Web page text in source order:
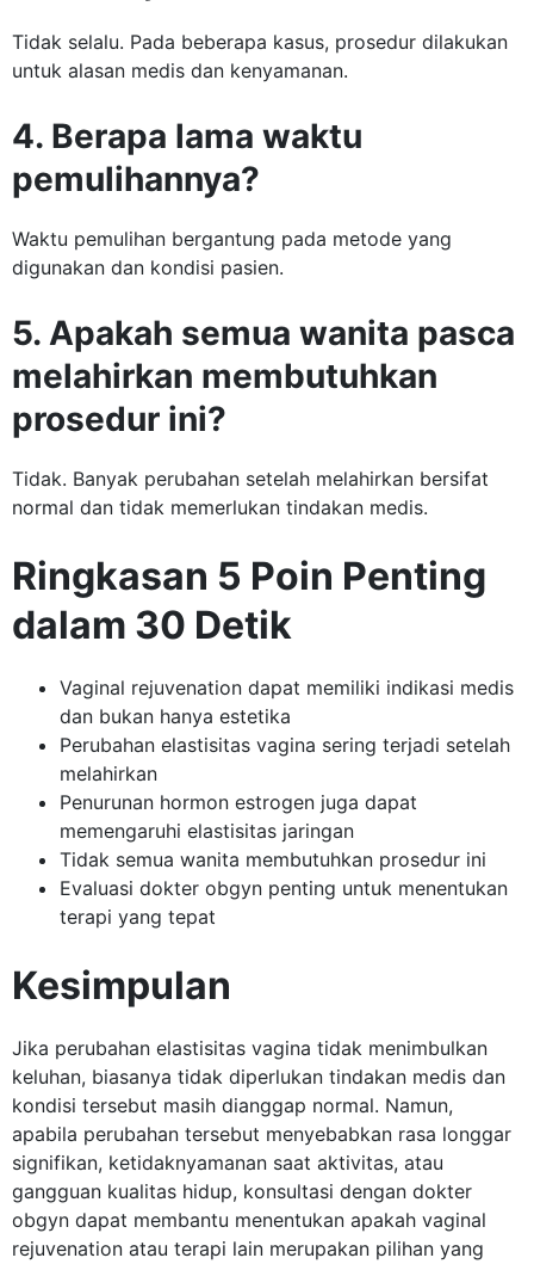
Tidak selalu. Pada beberapa kasus, prosedur dilakukan
untuk alasan medis dan kenyamanan.
4. Berapa lama waktu
pemulihannya?
Waktu pemulihan bergantung pada metode yang
digunakan dan kondisi pasien.
5. Apakah semua wanita pasca
melahirkan membutuhkan
prosedur ini?
Tidak. Banyak perubahan setelah melahirkan bersifat
normal dan tidak memerlukan tindakan medis.
Ringkasan 5 Poin Penting
dalam 30 Detik
Vaginal rejuvenation dapat memiliki indikasi medis
dan bukan hanya estetika
Perubahan elastisitas vagina sering terjadi setelah
melahirkan
Penurunan hormon estrogen juga dapat
memengaruhi elastisitas jaringan
Tidak semua wanita membutuhkan prosedur ini
Evaluasi dokter obgyn penting untuk menentukan
terapi yang tepat
Kesimpulan
Jika perubahan elastisitas vagina tidak menimbulkan
keluhan, biasanya tidak diperlukan tindakan medis dan
kondisi tersebut masih dianggap normal. Namun,
apabila perubahan tersebut menyebabkan rasa longgar
signifikan, ketidaknyamanan saat aktivitas, atau
gangguan kualitas hidup, konsultasi dengan dokter
obgyn dapat membantu menentukan apakah vaginal
rejuvenation atau terapi lain merupakan pilihan yang